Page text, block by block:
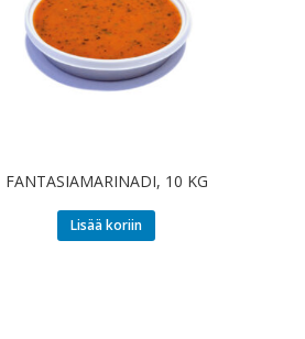
FANTASIAMARINADI, 10 KG
Lisää koriin